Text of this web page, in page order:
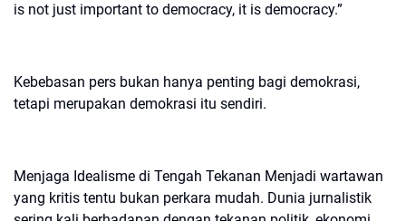
is not just important to democracy, it is democracy.”
Kebebasan pers bukan hanya penting bagi demokrasi,
tetapi merupakan demokrasi itu sendiri.
Menjaga Idealisme di Tengah Tekanan Menjadi wartawan
yang kritis tentu bukan perkara mudah. Dunia jurnalistik